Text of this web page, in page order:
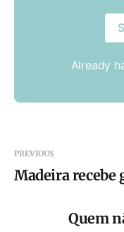
Already
PREVIOUS
Madeira recebe
Quem